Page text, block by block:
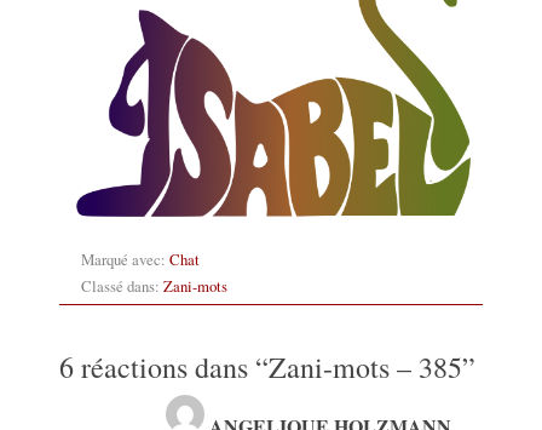
Marqué avec: Chat
Classé dans: Zani-mots
6 réactions dans “Zani-mots – 385”